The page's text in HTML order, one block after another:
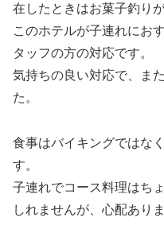
在したときはお菓子釣り
このホテルが子連れにお
タッフの方の対応です。
気持ちの良い対応で、ま
た。
食事はバイキングではなく
す。
子連れでコース料理はち
しれませんが、心配ありま